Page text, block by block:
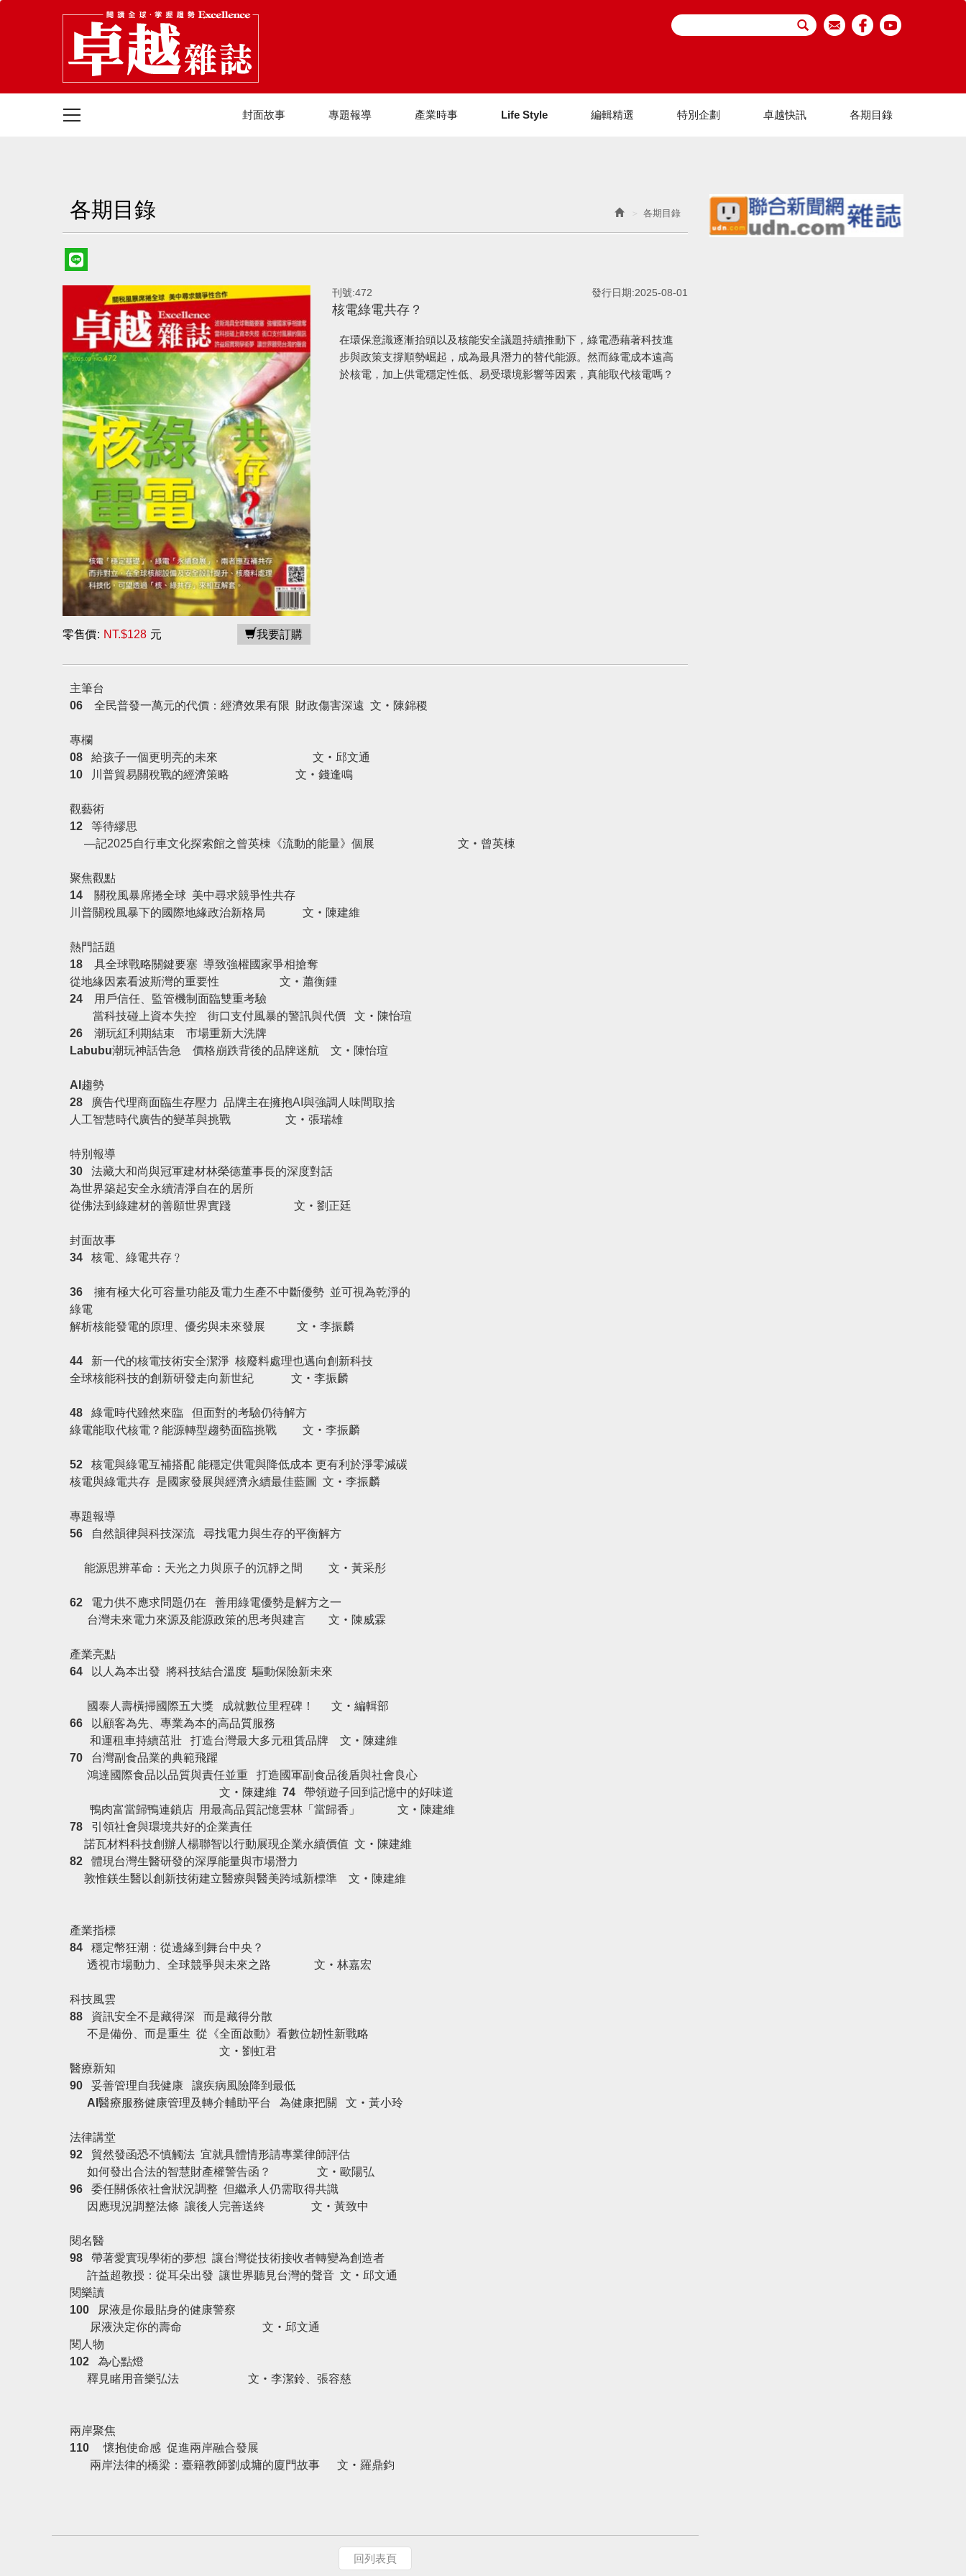
封面故事 專題報導 產業時事 Life Style 編輯精選 特別企劃 卓越快訊 各期目錄
各期目錄
各期目錄
零售價: NT.$128 元 我要訂購
刊號:472 發行日期:2025-08-01
核電綠電共存？
在環保意識逐漸抬頭以及核能安全議題持續推動下，綠電憑藉著科技進
步與政策支撐順勢崛起，成為最具潛力的替代能源。然而綠電成本遠高
於核電，加上供電穩定性低、易受環境影響等因素，真能取代核電嗎？
主筆台
06 全民普發一萬元的代價：經濟效果有限 財政傷害深遠 文‧陳錦稷
專欄
08
給孩子一個更明亮的未來 文‧邱文通
10
川普貿易關稅戰的經濟策略 文‧錢逢鳴
觀藝術
12 等待繆思
—記2025自行車文化探索館之曾英棟《流動的能量》個展 文‧曾英棟
聚焦觀點
14 關稅風暴席捲全球 美中尋求競爭性共存
川普關稅風暴下的國際地緣政治新格局 文‧陳建維
熱門話題
18
具全球戰略關鍵要塞 導致強權國家爭相搶奪
從地緣因素看波斯灣的重要性 文‧蕭衡鍾
24
用戶信任、監管機制面臨雙重考驗
當科技碰上資本失控 街口支付風暴的警訊與代價 文‧陳怡瑄
26
潮玩紅利期結束 市場重新大洗牌
Labubu潮玩神話告急 價格崩跌背後的品牌迷航 文‧陳怡瑄
AI 趨勢
28
廣告代理商面臨生存壓力 品牌主在擁抱AI與強調人味間取捨
人工智慧時代廣告的變革與挑戰 文‧張瑞雄
特別報導
30
法藏大和尚與冠軍建材林榮德董事長的深度對話
為世界築起安全永續清淨自在的居所
從佛法到綠建材的善願世界實踐 文‧劉正廷
封面故事
34
核電、綠電共存﹖
36 擁有極大化可容量功能及電力生產不中斷優勢 並可視為乾淨的
綠電
解析核能發電的原理、優劣與未來發展
文‧李振麟
44
新一代的核電技術安全潔淨 核廢料處理也邁向創新科技
全球核能科技的創新研發走向新世紀 文‧李振麟
48 綠電時代雖然來臨 但面對的考驗仍待解方
綠電能取代核電？能源轉型趨勢面臨挑戰 文‧李振麟
52 核電與綠電互補搭配 能穩定供電與降低成本 更有利於淨零減碳
核電與綠電共存 是國家發展與經濟永續最佳藍圖 文‧李振麟
專題報導
56
自然韻律與科技深流 尋找電力與生存的平衡解方
能源思辨革命：天光之力與原子的沉靜之間 文‧黃采彤
62
電力供不應求問題仍在 善用綠電優勢是解方之一
台灣未來電力來源及能源政策的思考與建言 文‧陳威霖
產業亮點
64
以人為本出發 將科技結合溫度 驅動保險新未來
國泰人壽橫掃國際五大獎 成就數位里程碑！ 文‧編輯部
66
以顧客為先、專業為本的高品質服務
和運租車持續茁壯 打造台灣最大多元租賃品牌 文‧陳建維
70
台灣副食品業的典範飛躍
鴻達國際食品以品質與責任並重
打造國軍副食品後盾與社會良心
文‧陳建維 74
帶領遊子回到記憶中的好味道
鴨肉富當歸鴨連鎖店 用最高品質記憶雲林「當歸香」
文‧陳建維
78
引領社會與環境共好的企業責任
諾瓦材料科技創辦人楊聯智以行動展現企業永續價值 文‧陳建維
82
體現台灣生醫研發的深厚能量與市場潛力
敦惟鎂生醫以創新技術建立醫療與醫美跨域新標準 文‧陳建維
產業指標
84 穩定幣狂潮：從邊緣到舞台中央？
透視市場動力、全球競爭與未來之路 文‧林嘉宏
科技風雲
88
資訊安全不是藏得深 而是藏得分散
不是備份
而是重生 從《全面啟動》看數位韌性新戰略
文‧劉虹君
醫療新知
90 妥善管理自我健康 讓疾病風險降到最低
AI 醫療服務健康管理及轉介輔助平台 為健康把關 文‧黃小玲
法律講堂
92
貿然發函恐不慎觸法 宜就具體情形請專業律師評估
如何發出合法的智慧財產權警告函？ 文‧歐陽弘
96 委任關係依社會狀況調整 但繼承人仍需取得共識
因應現況調整法條 讓後人完善送終 文‧黃致中
閱名醫
98
帶著愛實現學術的夢想 讓台灣從技術接收者轉變為創造者
許益超教授：從耳朵出發 讓世界聽見台灣的聲音 文‧邱文通
閱樂讀
100
尿液是你最貼身的健康警察
尿液決定你的壽命 文‧邱文通
閱人物
102
為心點燈
釋見睹用音樂弘法 文‧李潔鈴、張容慈
兩岸聚焦
110
懷抱使命感 促進兩岸融合發展
兩岸法律的橋梁：臺籍教師劉成墉的廈門故事 文‧羅鼎鈞
回列表頁